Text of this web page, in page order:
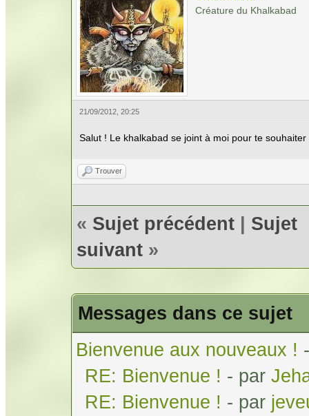
Créature du Khalkabad
21/09/2012, 20:25
Salut ! Le khalkabad se joint à moi pour te
Trouver
« Sujet précédent | Sujet
suivant »
Messages dans ce sujet
Bienvenue aux nouveaux !
RE: Bienvenue ! - par
RE: Bienvenue ! - par